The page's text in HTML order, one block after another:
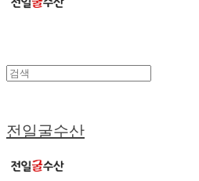
전일굴수산